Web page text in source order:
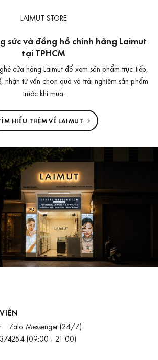
LAIMUT STORE
sức và đồng hồ chính hãng Laimut
tại TPHCM
cửa hàng Laimut để xem sản phẩm trực tiếp,
nhận tư vấn chọn quà và trải nghiệm sản phẩm
trước khi mua.
HIỂU THÊM VỀ LAIMUT
Zalo Messenger(24/7)
(09:00 - 21:00)